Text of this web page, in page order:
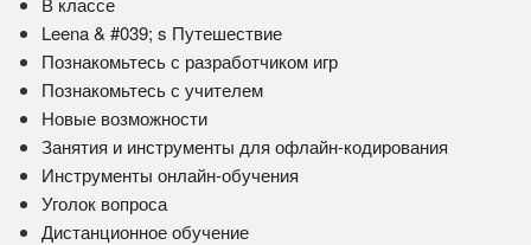
Leena & #039; s Путешествие
Познакомьтесь с разработчиком игр
Познакомьтесь с учителем
Новые возможности
Занятия и инструменты для офлайн-кодирования
Инструменты онлайн-обучения
Уголок вопроса
Дистанционное обучение